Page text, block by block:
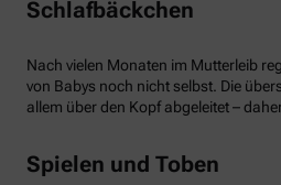
Schlafbäckchen
Nach vielen Monaten im Mutterleib
von Babys noch nicht selbst. Die
allem über den Kopf abgeleitet –
Spielen und Toben